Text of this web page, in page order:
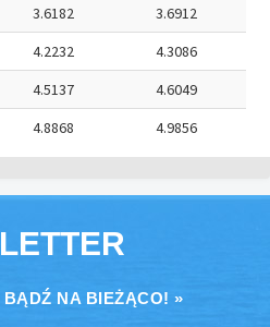
3.6182
3.6912
4.2232
4.3086
4.5137
4.6049
4.8868 4.9856
NA BIEŻĄCO! »